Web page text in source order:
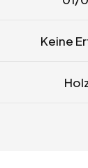
Keine